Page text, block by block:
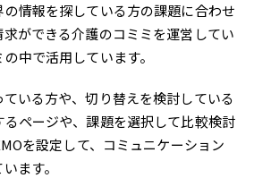
の情報を探している方の課題に合わせ
ができる介護のコミミを運営してい
中で活用しています。
いる方や、切り替えを検討している
ページや、課題を選択して比較検討
を設定して、コミュニケーション
ます。